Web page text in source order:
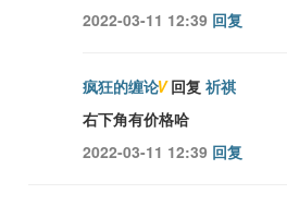
2022-03-11 12:39 回复
疯狂的缠论V回复祈祺
右下角有价格哈
2022-03-11 12:39 回复